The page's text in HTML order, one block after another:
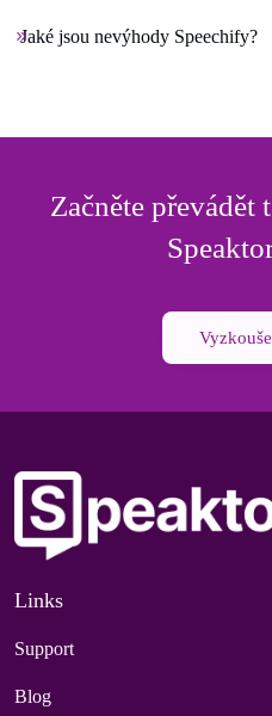
Jaké jsou nevýhody Speechify?
Začněte převádět
Links
Support
Blog